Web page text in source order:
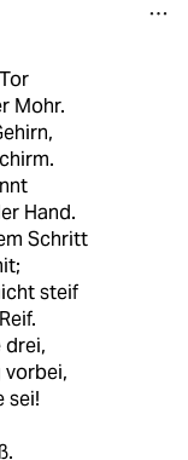
Mohr.
Hand.
Schritt
steif
drei,
vorbei,
sei!